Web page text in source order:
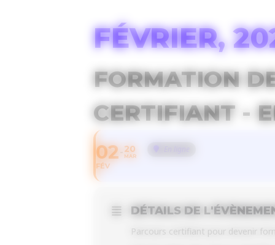
FÉVRIER,
FORMATION
CERTIFIANT -
02
FÉV
20
MAR
DÉTAILS DE
Parcours certifiant pour devenir